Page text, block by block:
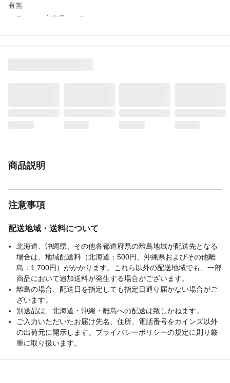
有無
フラックス含有量
3
商品説明
注意事項
配送地域・送料について
北海道、沖縄県、その他各都道府県の離島地域が配送先となる
場合は、地域配送料（北海道：500円、沖縄県およびその他離
島：1,700円）がかかります。これら以外の配送地域でも、一部
商品において追加送料が発生する場合がございます。
離島の場合、配送日を指定しても指定日通り届かない場合がご
ざいます。
別送品は、北海道・沖縄・離島への配送は致しかねます。
ご入力いただいたお届け先名、住所、電話番号をカインズ以外
の出荷元に開示します。プライバシーポリシーの規定に則り厳
重に取り扱います。